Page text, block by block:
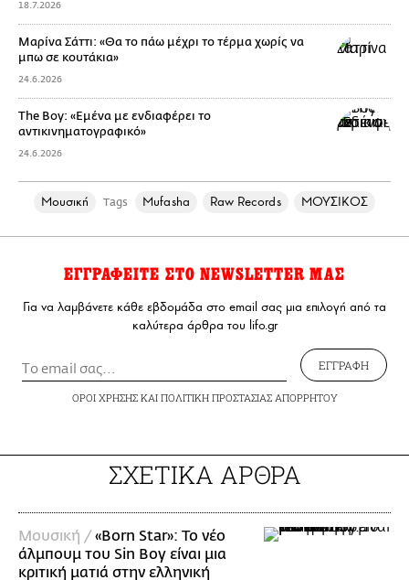
18.7.2026
Μαρίνα Σάττι: «Θα το πάω μέχρι το τέρμα χωρίς να
μπω σε κουτάκια»
24.6.2026
The Boy: «Εμένα με ενδιαφέρει το
αντικινηματογραφικό»
24.6.2026
Μουσική Tags Mufasha Raw Records ΜΟΥΣΙΚΟΣ
ΕΓΓΡΑΦΕΙΤΕ ΣΤΟ NEWSLETTER ΜΑΣ
Για να λαμβάνετε κάθε εβδομάδα στο email σας μια επιλογή από τα
καλύτερα άρθρα του lifo.gr
ΕΓΓΡΑΦΗ
ΟΡΟΙ ΧΡΗΣΗΣΚΑΙ ΠΟΛΙΤΙΚΗ ΠΡΟΣΤΑΣΙΑΣ ΑΠΟΡΡΗΤΟΥ
ΣΧΕΤΙΚΑ ΑΡΘΡΑ
Μουσική /«Born Star»: Το νέο
άλμπουμ του Sin Boy είναι μια
κριτική ματιά στην ελληνική